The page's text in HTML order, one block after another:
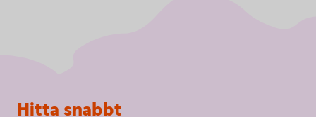
Sidfot
Hitta snabbt